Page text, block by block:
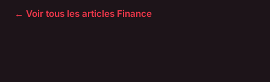
← Voir tous les articles Finance